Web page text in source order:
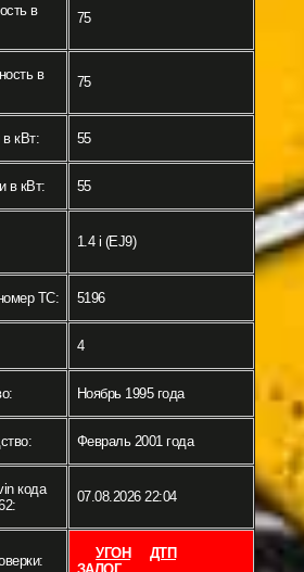
в
75
в
75
кВт: 55
в кВт: 55
1.4 i (EJ9)
ТС: 5196
4
Ноябрь 1995 года
Февраль 2001 года
кода
07.08.2026 22:04
УГОН
ДТП